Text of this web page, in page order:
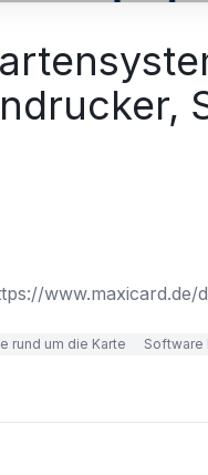
www.maxicard.de/
rund um die Karte
Software